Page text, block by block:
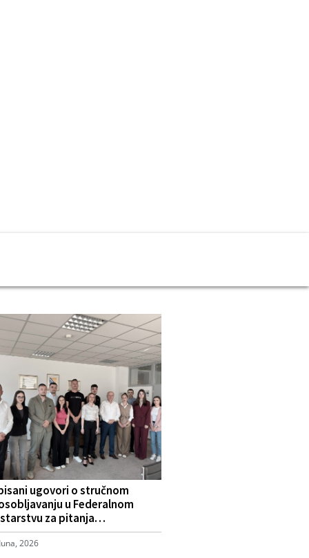
ugovori o stručnom
u Federalnom
za pitanja…
2026